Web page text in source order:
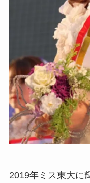
2019年ミス東大に